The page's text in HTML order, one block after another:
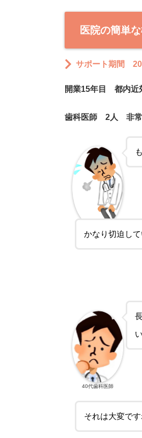
医院の簡単
サポート期間
開業15年目 都内
歯科医師 2人 非
40代歯科医師
かなり切迫し
40代歯科医師
それは大変で